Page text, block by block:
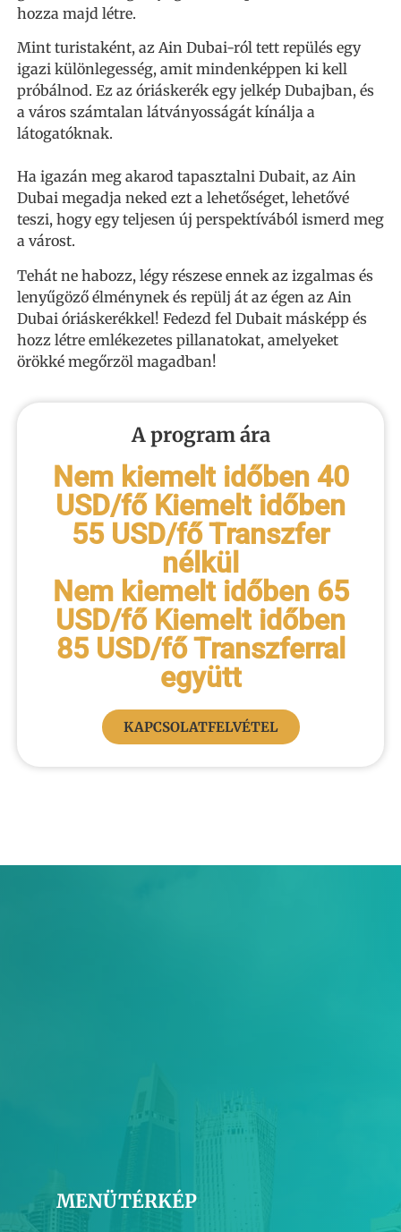
hozza majd létre.
Mint turistaként, az Ain Dubai-ról tett repülés egy
igazi különlegesség, amit mindenképpen ki kell
próbálnod. Ez az óriáskerék egy jelkép Dubajban, és
a város számtalan látványosságát kínálja a
látogatóknak.
Ha igazán meg akarod tapasztalni Dubait, az Ain
Dubai megadja neked ezt a lehetőséget, lehetővé
teszi, hogy egy teljesen új perspektívából ismerd meg
a várost.
Tehát ne habozz, légy részese ennek az izgalmas és
lenyűgöző élménynek és repülj át az égen az Ain
Dubai óriáskerékkel! Fedezd fel Dubait másképp és
hozz létre emlékezetes pillanatokat, amelyeket
örökké megőrzöl magadban!
A program ára
Nem kiemelt időben 40
USD/fő Kiemelt időben
55 USD/fő Transzfer
nélkül
Nem kiemelt időben 65
USD/fő Kiemelt időben
85 USD/főTranszferral
együtt
KAPCSOLATFELVÉTEL
MENÜTÉRKÉP